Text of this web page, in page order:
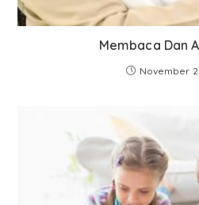
Membaca Dan
November